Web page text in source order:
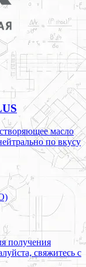
масло
по вкусу
получения
свяжитесь с